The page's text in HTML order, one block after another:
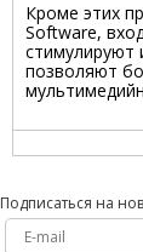
Кроме этих
Software,
стимулируют
позволяют
Подписаться на